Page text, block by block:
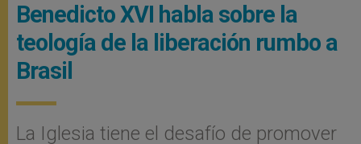
Benedicto XVI habla sobre la
teología de la liberación rumbo a
Brasil
La Iglesia tiene el desafío de promover